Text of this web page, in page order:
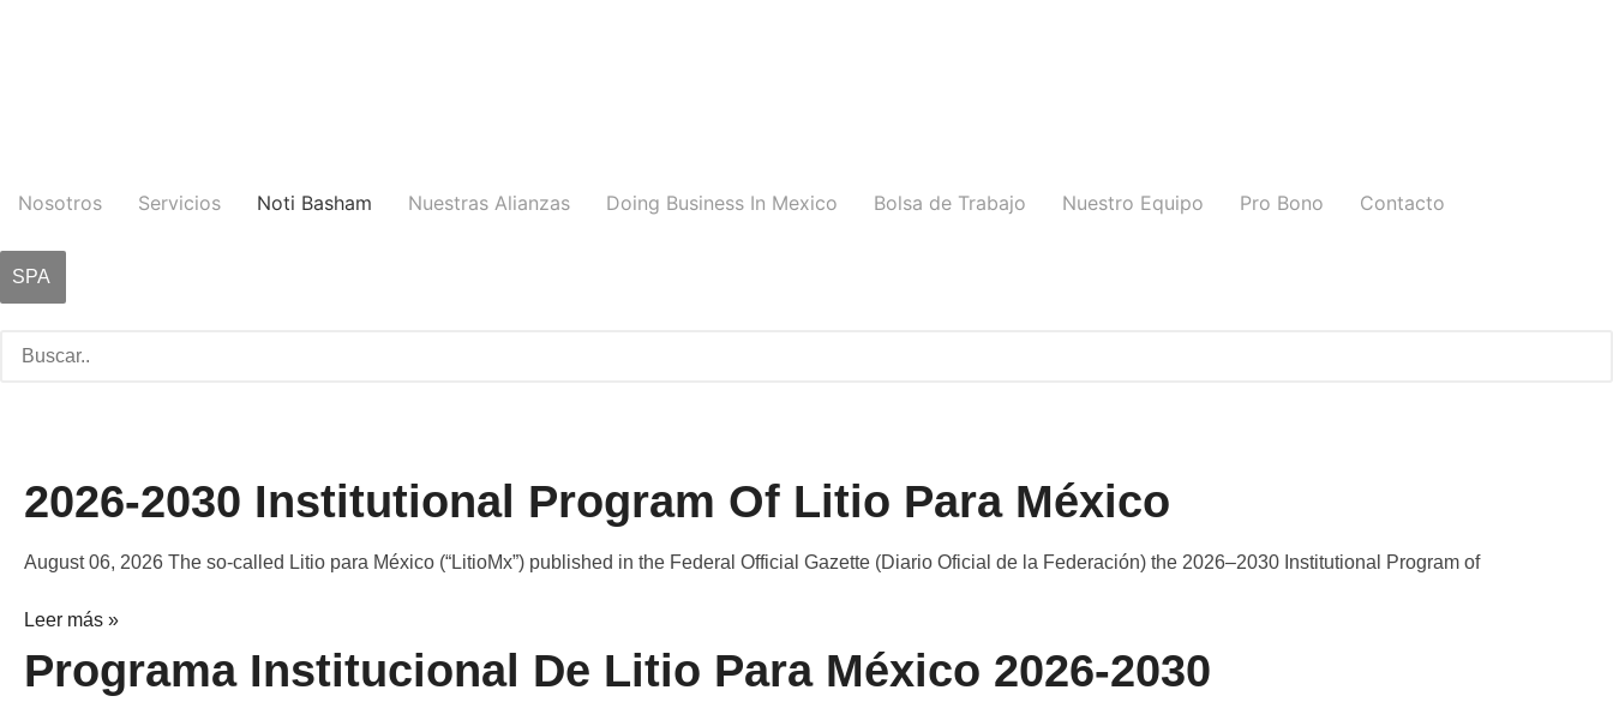
Nosotros Servicios Noti Basham Nuestras Alianzas Doing Business In Mexico Bolsa de Trabajo Nuestro Equipo Pro Bono Contacto
SPA
2026-2030 Institutional Program Of Litio Para México
August 06, 2026 The so-called Litio para México (“LitioMx”) published in the Federal Official Gazette (Diario Oficial de la Federación) the 2026–2030 Institutional Program of
Leer más »
Programa Institucional De Litio Para México 2026-2030